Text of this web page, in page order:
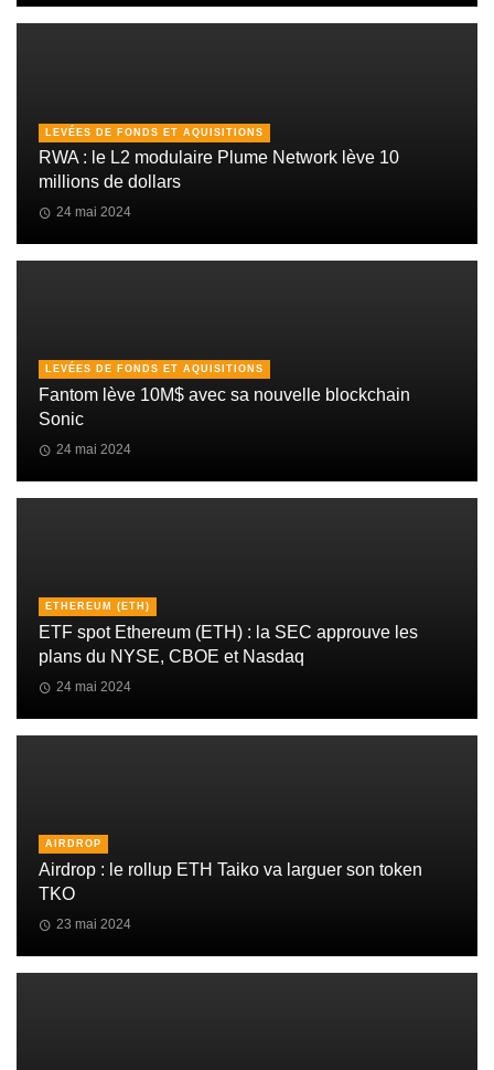
LEVÉES DE FONDS ET AQUISITIONS
RWA : le L2 modulaire Plume Network lève 10
millions de dollars
24 mai 2024
LEVÉES DE FONDS ET AQUISITIONS
Fantom lève 10M$ avec sa nouvelle blockchain
Sonic
24 mai 2024
ETHEREUM (ETH)
ETF spot Ethereum (ETH) : la SEC approuve les
plans du NYSE, CBOE et Nasdaq
24 mai 2024
AIRDROP
Airdrop : le rollup ETH Taiko va larguer son token
TKO
23 mai 2024